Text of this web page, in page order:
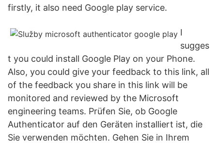
firstly, it also need Google play service.
I
sugges
t you could install Google Play on your Phone.
Also, you could give your feedback to this link, all
of the feedback you share in this link will be
monitored and reviewed by the Microsoft
engineering teams. Prüfen Sie, ob Google
Authenticator auf den Geräten installiert ist, die
Sie verwenden möchten. Gehen Sie in Ihrem